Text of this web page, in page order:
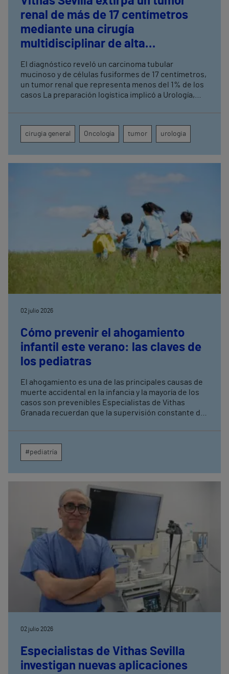
renal de más de 17 centímetros
mediante una cirugía
multidisciplinar de alta
El diagnóstico reveló un carcinoma tubular
mucinoso y de células fusiformes de 17 centímetros,
un tumor renal que representa menos del 1% de los
casos La preparación logística implicó a Urología,
cirugia general Oncología tumor urologia
02 julio 2026
Cómo prevenir el ahogamiento
infantil este verano: las claves de
los pediatras
El ahogamiento es una de las principales causas de
muerte accidental en la infancia y la mayoría de los
casos son prevenibles Especialistas de Vithas
Granada recuerdan que la supervisión constante de
#pediatría
02 julio 2026
Especialistas de Vithas Sevilla
investigan nuevas aplicaciones